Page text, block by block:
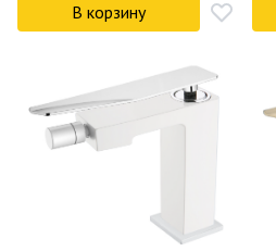
В корзину